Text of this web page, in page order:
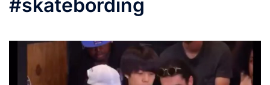
#skatebording